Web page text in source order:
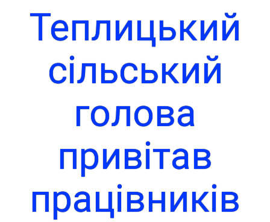
Теплицький
сільський
голова
привітав
працівників